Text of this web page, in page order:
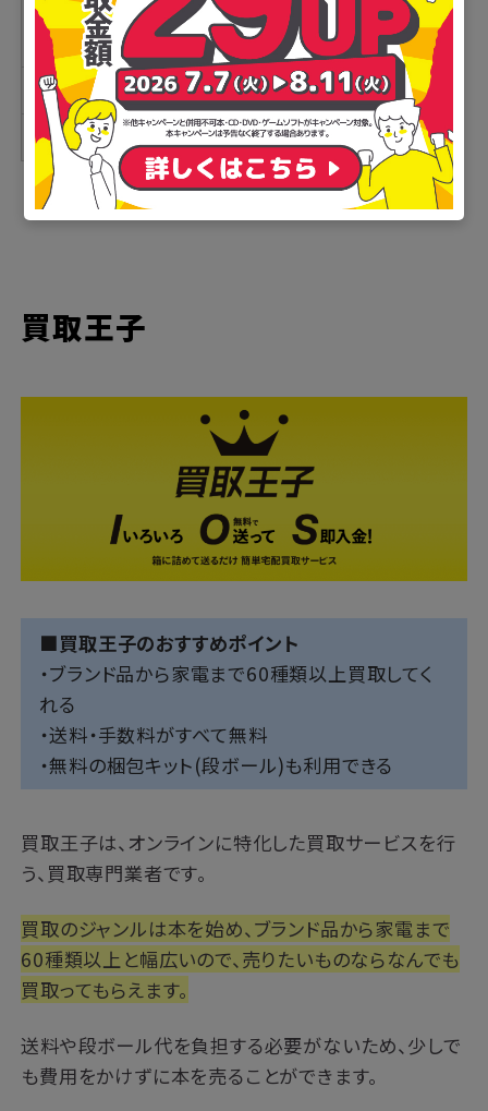
期間
日以内
振込手数料 無料
キャンペーン ◯
買取王子
■買取王子のおすすめポイント
・ブランド品から家電まで60種類以上買取してく
れる
・送料・手数料がすべて無料
・無料の梱包キット(段ボール)も利用できる
買取王子は、オンラインに特化した買取サービスを行
う、買取専門業者です。
買取のジャンルは本を始め、ブランド品から家電まで
60種類以上と幅広いので、売りたいものならなんでも
買取ってもらえます。
送料や段ボール代を負担する必要がないため、少しで
も費用をかけずに本を売ることができます。